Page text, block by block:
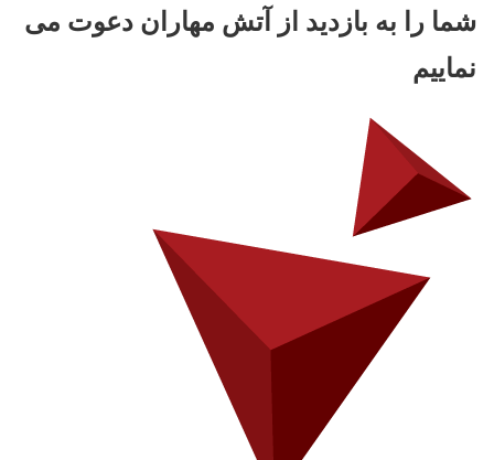
شما را به بازدید از آتش مهاران دعوت می
نماییم